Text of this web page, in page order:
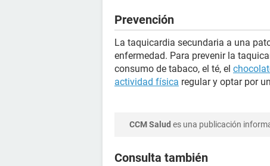
Prevención
La taquicardia secundaria a una
enfermedad. Para prevenir la
consumo de tabaco, el té, el
actividad física regular y optar por
CCM Salud es una publicación
Consulta también